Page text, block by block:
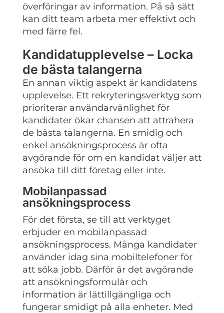
överföringar av information. På så sätt
kan ditt team arbeta mer effektivt och
med färre fel.
Kandidatupplevelse – Locka
de bästa talangerna
En annan viktig aspekt är kandidatens
upplevelse. Ett rekryteringsverktyg som
prioriterar användarvänlighet för
kandidater ökar chansen att attrahera
de bästa talangerna. En smidig och
enkel ansökningsprocess är ofta
avgörande för om en kandidat väljer att
ansöka till ditt företag eller inte.
Mobilanpassad
ansökningsprocess
För det första, se till att verktyget
erbjuder en mobilanpassad
ansökningsprocess. Många kandidater
använder idag sina mobiltelefoner för
att söka jobb. Därför är det avgörande
att ansökningsformulär och
information är lättillgängliga och
fungerar smidigt på alla enheter. Med